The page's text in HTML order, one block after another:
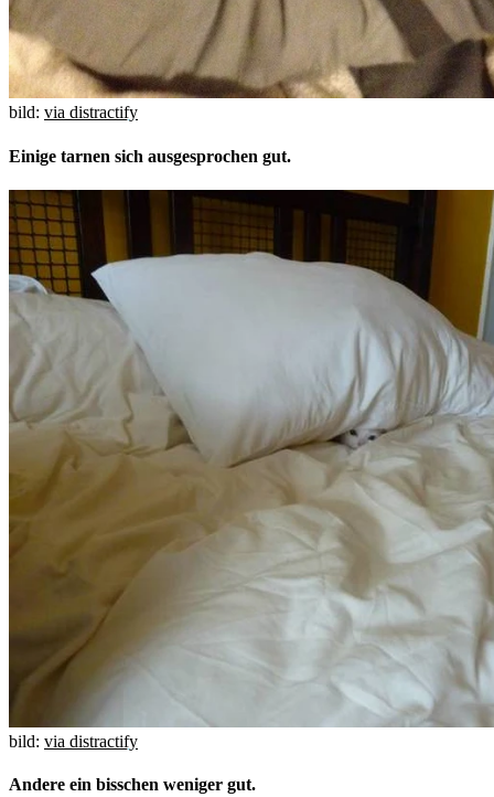
bild: via distractify
Einige tarnen sich ausgesprochen gut.
bild: via distractify
Andere ein bisschen weniger gut.